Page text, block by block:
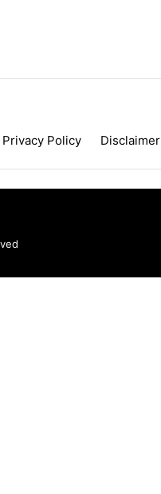
Privacy Policy Disclaimer